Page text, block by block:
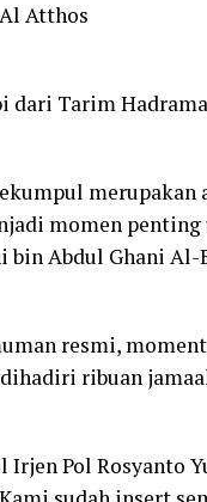
Atthos
dari Tarim
merupakan
momen
Abdul Ghani Al-
resmi,
ribuan
Pol Rosyanto